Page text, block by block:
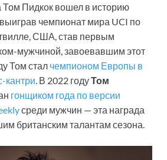
Том Пидкок вошел в историю
чемпионат мира UCI по
США, став первым
мужчиной, завоевавшим этот
Том стал чемпионом Европы в
кантри . В 2022 годуТом
гонщиком года по версии
среди мужчин — эта награда
британским талантам сезона.